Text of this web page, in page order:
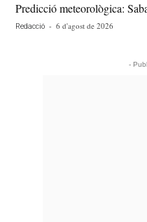
Predicció meteorològica:
Redacció - 6 d'agost de 2026
-